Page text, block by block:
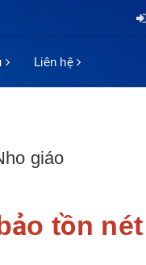
Liên hệ
giáo
tồn